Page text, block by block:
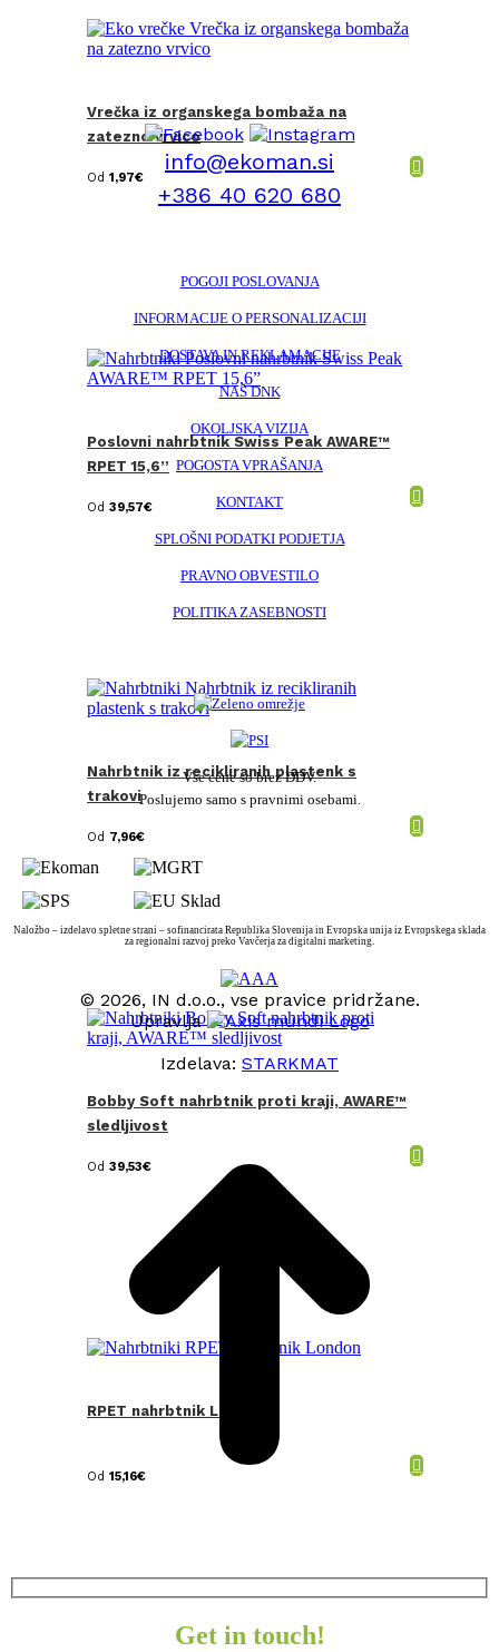
Vrečka iz organskega bombaža na
zatezno vrvico
Od 1,97€
Poslovni nahrbtnik Swiss Peak AWARE™
RPET 15,6”
Od 39,57€
Nahrbtnik iz recikliranih plastenk s
trakovi
Od 7,96€
Bobby Soft nahrbtnik proti kraji, AWARE™
sledljivost
Od 39,53€
RPET nahrbtnik London
Od 15,16€
info@ekoman.si
+386 40 620 680
POGOJI POSLOVANJA
INFORMACIJE O PERSONALIZACIJI
DOSTAVA IN REKLAMACIJE
NAŠ DNK
OKOLJSKA VIZIJA
POGOSTA VPRAŠANJA
KONTAKT
SPLOŠNI PODATKI PODJETJA
PRAVNO OBVESTILO
POLITIKA ZASEBNOSTI
Vse cene so brez DDV.
Poslujemo samo s pravnimi osebami.
Naložbo – izdelavo spletne strani – sofinancirata Republika Slovenija in Evropska unija iz Evropskega sklada
za regionalni razvoj preko Vavčerja za digitalni marketing.
© 2026, IN d.o.o., vse pravice pridržane.
Upravlja
Izdelava: STARKMAT
Get in touch!